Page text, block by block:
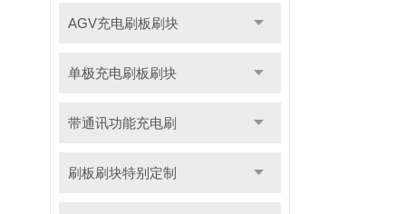
AGV充电刷板刷块
单极充电刷板刷块
带通讯功能充电刷
刷板刷块特别定制